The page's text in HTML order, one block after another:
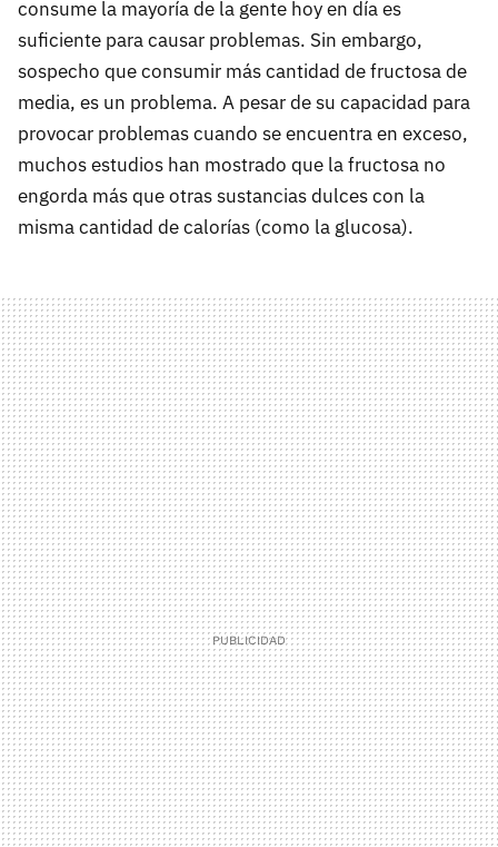
consume la mayoría de la gente hoy en día es
suficiente para causar problemas. Sin embargo,
sospecho que consumir más cantidad de fructosa de
media, es un problema. A pesar de su capacidad para
provocar problemas cuando se encuentra en exceso,
muchos estudios han mostrado que la fructosa no
engorda más que otras sustancias dulces con la
misma cantidad de calorías (como la glucosa).